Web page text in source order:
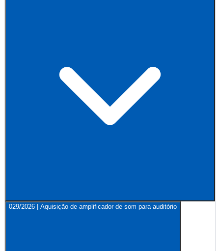
029/2026 | Aquisição de amplificador de som para auditório